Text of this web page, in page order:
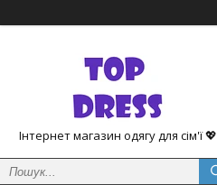
Інтернет магазин одягу для сім'ї 💖